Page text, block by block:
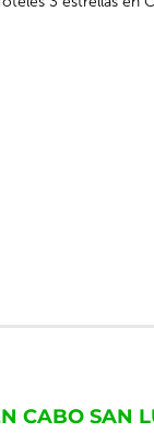
CABO SAN